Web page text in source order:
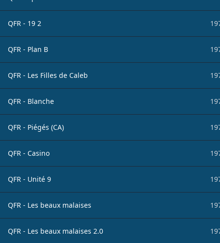
QFR - 19 2
QFR - Plan B
QFR - Les Filles de Caleb
QFR - Blanche
QFR - Piégés (CA)
QFR - Casino
QFR - Unité 9
QFR - Les beaux malaises
QFR - Les beaux malaises 2.0